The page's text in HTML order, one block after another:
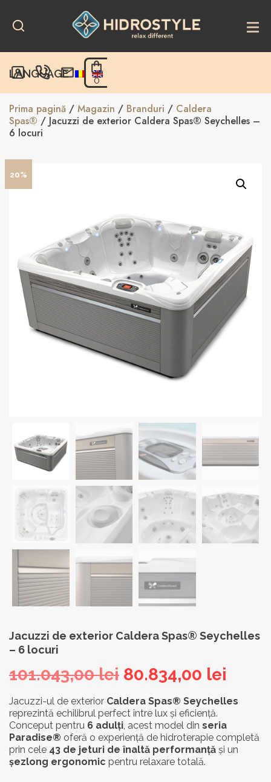
content
LANGUAGE
0
Prima pagină / Magazin / Branduri / Caldera
Spas® / Jacuzzi de exterior Caldera Spas® Seychelles –
6 locuri
20%
Jacuzzi de exterior Caldera Spas® Seychelles
– 6 locuri
101.043,00lei Prețul
inițial
a
fost:
101.043,00 lei.
80.834,00 lei
Jacuzzi-ul de exterior Caldera Spas® Seychelles
reprezintă echilibrul perfect între lux și eficiență.
Conceput pentru 6 adulți, acest model din seria
Paradise® oferă o experiență de hidroterapie completă
prin cele 43 de jeturi de înaltă performanță și un
șezlong ergonomic pentru relaxare totală.